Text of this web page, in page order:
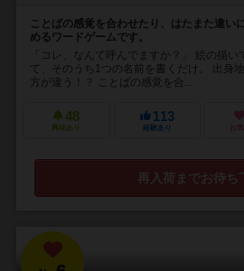
ことばの感覚を合わせたり、はたまた違い
めるワードゲームです。
「コレ、なんて呼んでますか？」 絵の描
て、そのうち1つの名前を書くだけ。 出身
方が違う！？ ことばの感覚を合...
48
興味あり
113
経験あり お
再入荷までお待ち